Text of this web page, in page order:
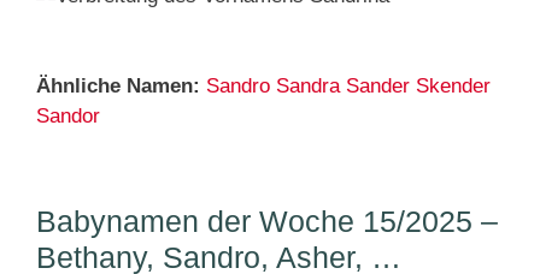
Ähnliche Namen: Sandro Sandra Sander Skender
Sandor
Babynamen der Woche 15/2025 –
Bethany, Sandro, Asher, …